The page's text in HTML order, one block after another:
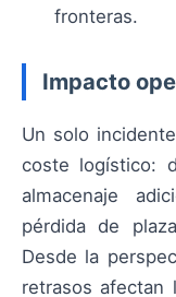
fronteras.
Impacto
Un solo
coste logístico:
almacenaje
pérdida de
Desde la
retrasos afectan